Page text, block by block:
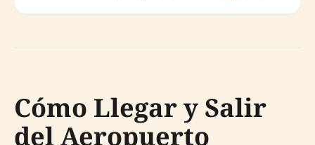
Cómo Llegar y Salir
del Aeropuerto